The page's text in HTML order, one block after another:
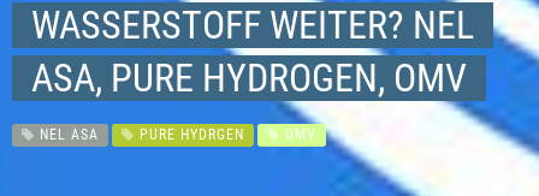
WASSERSTOFF WEITER? NEL
ASA, PURE HYDROGEN, OMV
NEL ASA PURE HYDRGEN OMV